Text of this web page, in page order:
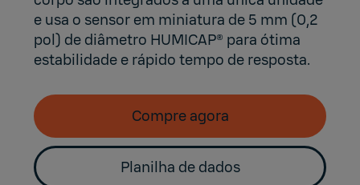
e usa o sensor em miniatura de 5 mm (0,2
pol) de diâmetro HUMICAP® para ótima
estabilidade e rápido tempo de resposta.
Compre agora
Planilha de dados